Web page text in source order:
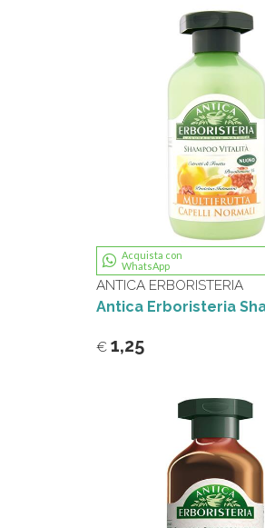
Acquista con
WhatsApp
ANTICA ERBORISTERIA
€ 1,25